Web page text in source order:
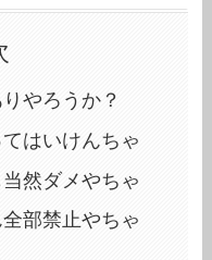
やろうか？
はいけんちゃ
然ダメやちゃ
部禁止やちゃ